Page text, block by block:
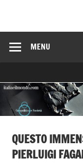
MENU
QUESTO
PIERLUIGI